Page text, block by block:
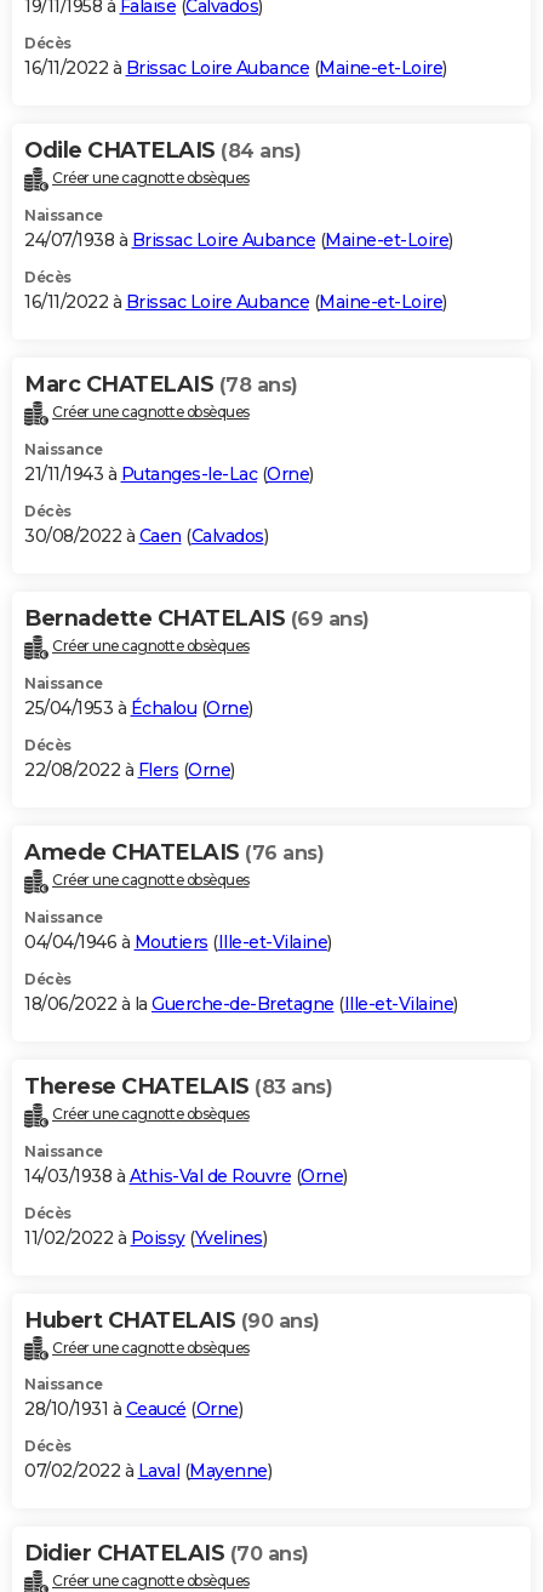
19/11/1958 à Falaise (Calvados)
Décès
16/11/2022 à Brissac Loire Aubance (Maine-et-Loire)
Odile CHATELAIS (84 ans)
Créer une cagnotte obsèques
Naissance
24/07/1938 à Brissac Loire Aubance (Maine-et-Loire)
Décès
16/11/2022 à Brissac Loire Aubance (Maine-et-Loire)
Marc CHATELAIS (78 ans)
Créer une cagnotte obsèques
Naissance
21/11/1943 à Putanges-le-Lac(Orne)
Décès
30/08/2022 à Caen (Calvados)
Bernadette CHATELAIS (69 ans)
Créer une cagnotte obsèques
Naissance
25/04/1953 à Échalou (Orne)
Décès
22/08/2022 à Flers (Orne)
Amede CHATELAIS (76 ans)
Créer une cagnotte obsèques
Naissance
04/04/1946 à Moutiers (Ille-et-Vilaine)
Décès
18/06/2022 à la Guerche-de-Bretagne (Ille-et-Vilaine)
Therese CHATELAIS (83 ans)
Créer une cagnotte obsèques
Naissance
14/03/1938 à Athis-Val de Rouvre (Orne)
Décès
11/02/2022 à Poissy(Yvelines)
Hubert CHATELAIS (90 ans)
Créer une cagnotte obsèques
Naissance
28/10/1931 à Ceaucé (Orne)
Décès
07/02/2022 à Laval (Mayenne)
Didier CHATELAIS (70 ans)
Créer une cagnotte obsèques